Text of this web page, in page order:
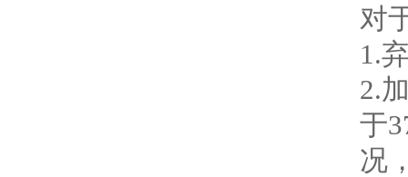
对
1.
2.
于
况